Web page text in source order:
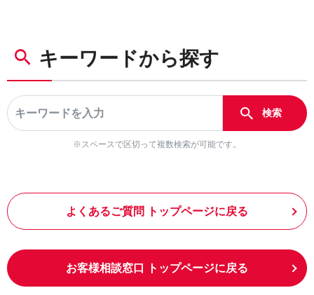
キーワードから探す
※スペースで区切って複数検索が可能です。
よくあるご質問 トップページに戻る
お客様相談窓口 トップページに戻る